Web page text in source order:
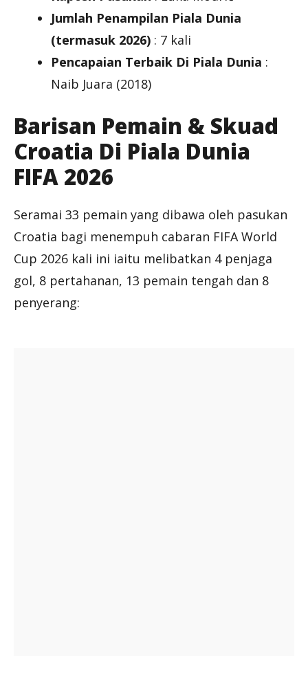
Jumlah Penampilan Piala Dunia
(termasuk 2026) : 7 kali
Pencapaian Terbaik Di Piala Dunia :
Naib Juara (2018)
Barisan Pemain & Skuad
Croatia Di Piala Dunia
FIFA 2026
Seramai 33 pemain yang dibawa oleh pasukan
Croatia bagi menempuh cabaran FIFA World
Cup 2026 kali ini iaitu melibatkan 4 penjaga
gol, 8 pertahanan, 13 pemain tengah dan 8
penyerang: